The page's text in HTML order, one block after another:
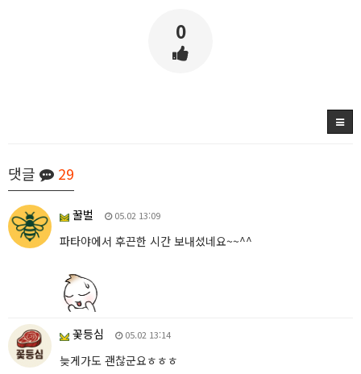
0
댓글 29
꿀벌 05.02 13:09
파타야에서 후끈한 시간 보내셨네요~~^^
꽃등심 05.02 13:14
늦게가도 괜찮군요ㅎㅎㅎ